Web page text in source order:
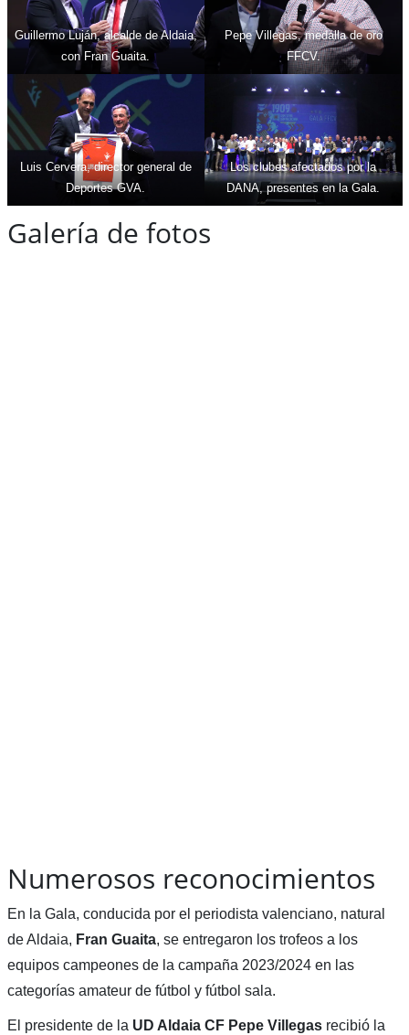
Guillermo Luján, alcalde de Aldaia,
con Fran Guaita.
Pepe Villegas, medalla de oro
FFCV.
Luis Cervera, director general de
Deportes GVA.
Los clubes afectados por la
DANA, presentes en la Gala.
Galería de fotos
Numerosos reconocimientos
En la Gala, conducida por el periodista valenciano, natural
de Aldaia, Fran Guaita, se entregaron los trofeos a los
equipos campeones de la campaña 2023/2024 en las
categorías amateur de fútbol y fútbol sala.
El presidente de la UD Aldaia CF Pepe Villegasrecibió la